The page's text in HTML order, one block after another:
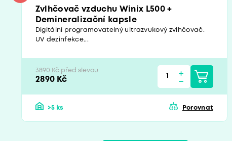
Zvlhčovač vzduchu Winix L500 +
Demineralizační kapsle
Digitální programovatelný ultrazvukový zvlhčovač.
UV dezinfekce...
3890 Kč před slevou
2890 Kč
>5 ks Porovnat